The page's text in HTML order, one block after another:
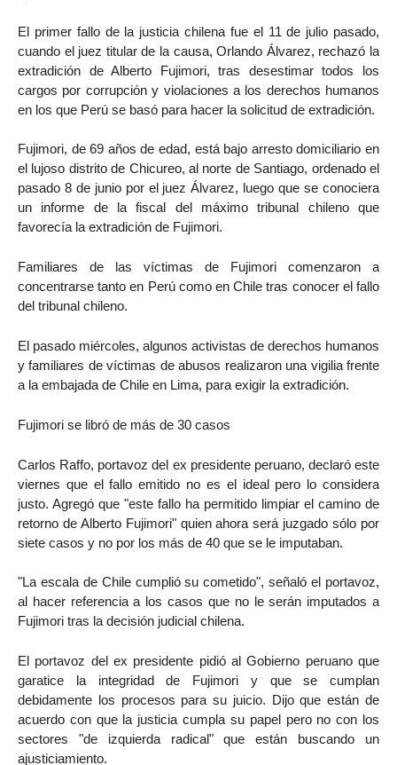
El primer fallo de la justicia chilena fue el 11 de julio pasado,
cuando el juez titular de la causa, Orlando Álvarez, rechazó la
extradición de Alberto Fujimori, tras desestimar todos los
cargos por corrupción y violaciones a los derechos humanos
en los que Perú se basó para hacer la solicitud de extradición.
Fujimori, de 69 años de edad, está bajo arresto domiciliario en
el lujoso distrito de Chicureo, al norte de Santiago, ordenado el
pasado 8 de junio por el juez Álvarez, luego que se conociera
un informe de la fiscal del máximo tribunal chileno que
favorecía la extradición de Fujimori.
Familiares de las víctimas de Fujimori comenzaron a
concentrarse tanto en Perú como en Chile tras conocer el fallo
del tribunal chileno.
El pasado miércoles, algunos activistas de derechos humanos
y familiares de víctimas de abusos realizaron una vigilia frente
a la embajada de Chile en Lima, para exigir la extradición.
Fujimori se libró de más de 30 casos
Carlos Raffo, portavoz del ex presidente peruano, declaró este
viernes que el fallo emitido no es el ideal pero lo considera
justo. Agregó que "este fallo ha permitido limpiar el camino de
retorno de Alberto Fujimori" quien ahora será juzgado sólo por
siete casos y no por los más de 40 que se le imputaban.
"La escala de Chile cumplió su cometido", señaló el portavoz,
al hacer referencia a los casos que no le serán imputados a
Fujimori tras la decisión judicial chilena.
El portavoz del ex presidente pidió al Gobierno peruano que
garatice la integridad de Fujimori y que se cumplan
debidamente los procesos para su juicio. Dijo que están de
acuerdo con que la justicia cumpla su papel pero no con los
sectores "de izquierda radical" que están buscando un
ajusticiamiento.